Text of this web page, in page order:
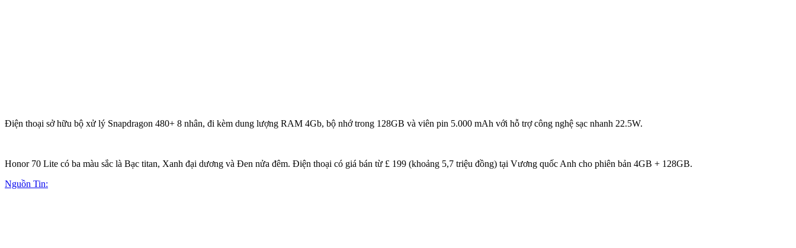
Điện thoại sở hữu bộ xử lý Snapdragon 480+ 8 nhân, đi kèm dung lượng RAM 4Gb, bộ nhớ trong 128GB và viên pin 5.000 mAh với hỗ trợ công nghệ sạc nhanh 22.5W.
Honor 70 Lite có ba màu sắc là Bạc titan, Xanh đại dương và Đen nửa đêm. Điện thoại có giá bán từ £ 199 (khoảng 5,7 triệu đồng) tại Vương quốc Anh cho phiên bản 4GB + 128GB.
Nguồn Tin: